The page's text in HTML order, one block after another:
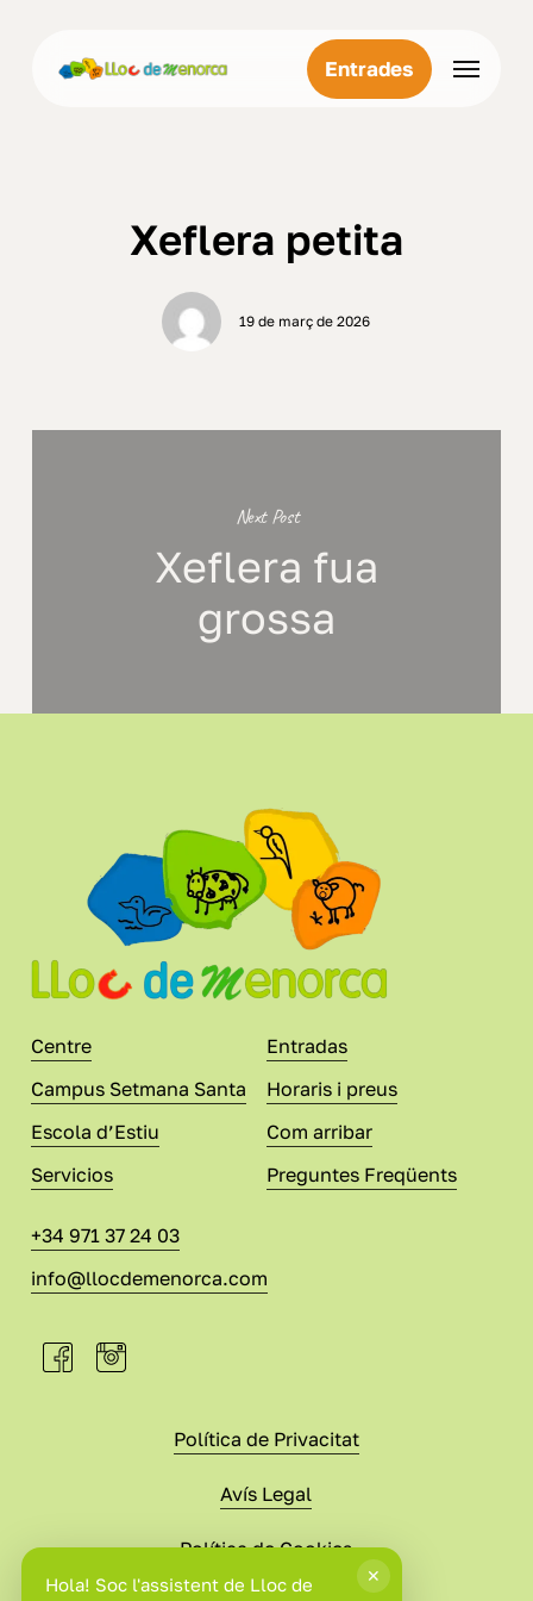
Entrades Menu
Xeflera petita
19 de març de 2026
Next Post
Xeflera fua
grossa
Centre
Campus Setmana Santa
Escola d’Estiu
Servicios
Entradas
Horaris i preus
Com arribar
Preguntes Freqüents
+34 971 37 24 03
info@llocdemenorca.com
Política de Privacitat
Avís Legal
Política de Cookies